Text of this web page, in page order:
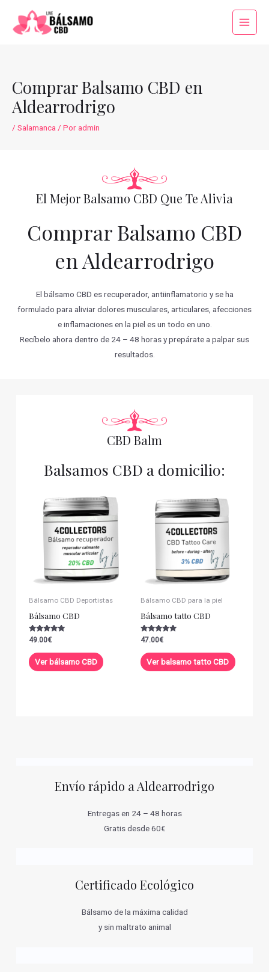
contenido
Main
Comprar Balsamo CBD en
Aldearrodrigo
/ Salamanca / Poradmin
El Mejor Balsamo CBD Que Te Alivia
Comprar Balsamo CBD
en Aldearrodrigo
El bálsamo CBD es recuperador, antiinflamatorio y se ha
formulado para aliviar dolores musculares, articulares, afecciones
e inflamaciones en la piel es un todo en uno.
Recíbelo ahora dentro de 24 – 48 horas y prepárate a palpar sus
resultados.
CBD Balm
Balsamos CBD a domicilio:
Bálsamo CBD Deportistas
Bálsamo CBD
Valorado con
de 5
49.00€
Ver bálsamo CBD
Bálsamo CBD para la piel
Bálsamo tatto CBD
Valorado con
de 5
47.00€
Ver balsamo tatto CBD
Envío rápido a Aldearrodrigo
Entregas en 24 – 48 horas
Gratis desde 60€
Certificado Ecológico
Bálsamo de la máxima calidad
y sin maltrato animal